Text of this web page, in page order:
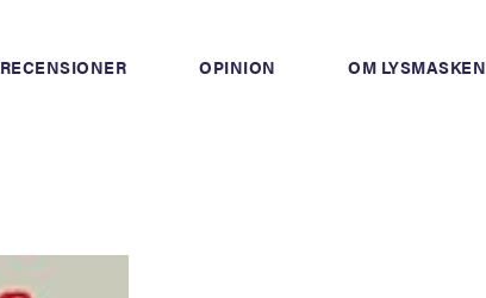
RECENSIONER OPINION OM LYSMASKEN